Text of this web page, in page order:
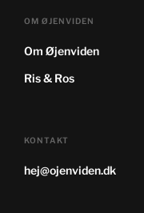
OM ØJENVIDEN
Om Øjenviden
Ris & Ros
KONTAKT
hej@ojenviden.dk